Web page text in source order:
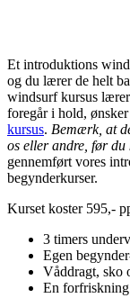
Et introduktions
og du lærer de helt
windsurf kursus
foregår i hold,
kursus. Bemærk, at
os eller andre, før du
gennemført vores
begynderkurser.
Kurset koster 595,-
3 timers
Egen
Våddragt, sko
En